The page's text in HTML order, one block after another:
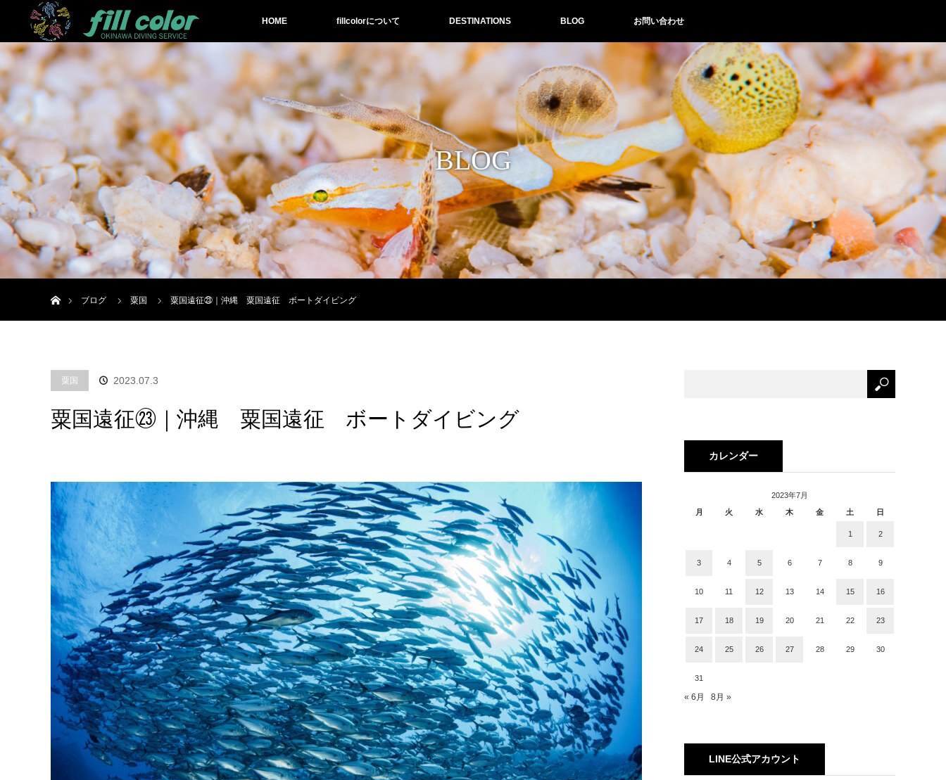
HOME fillcolorについて DESTINATIONS BLOG お問い合わせ
BLOG
ブログ
粟国 粟国遠征㉓｜沖縄 粟国遠征 ボートダイビング
粟国 2023.07.3
粟国遠征㉓｜沖縄 粟国遠征 ボートダイビング
カレンダー
2023年7月
月
火 水 木 金 土 日
1 2
3 4 5 6 7 8 9
10 11 12 13 14 15 16
17 18 19 20 21 22 23
24 25 26 27 28 29 30
31
« 6月 8月 »
LINE公式アカウント